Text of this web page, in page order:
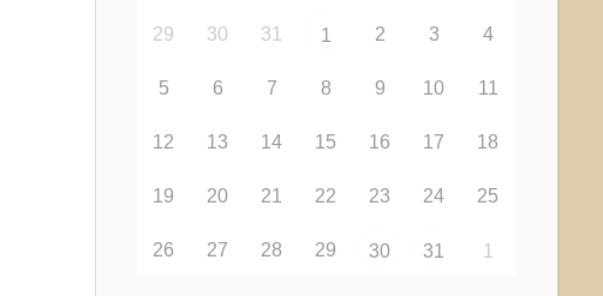
29 30 31 1 2 3 4
5 6 7 8 9 10 11
12 13 14 15 16 17 18
19 20 21 22 23 24 25
26 27 28 29 30 31 1